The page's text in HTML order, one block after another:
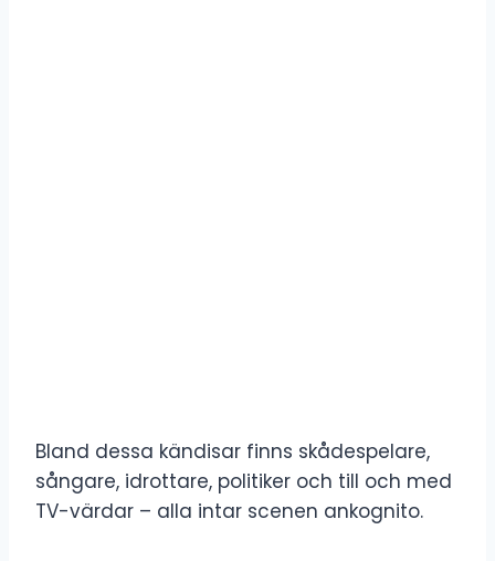
Bland dessa kändisar finns skådespelare,
sångare, idrottare, politiker och till och med
TV-värdar – alla intar scenen ankognito.